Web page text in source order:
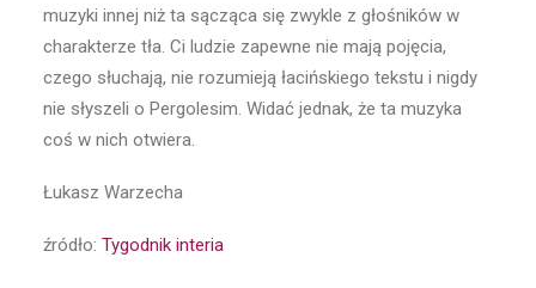
muzyki innej niż ta sącząca się zwykle z głośników w
charakterze tła. Ci ludzie zapewne nie mają pojęcia,
czego słuchają, nie rozumieją łacińskiego tekstu i nigdy
nie słyszeli o Pergolesim. Widać jednak, że ta muzyka
coś w nich otwiera.
Łukasz Warzecha
źródło: Tygodnik interia